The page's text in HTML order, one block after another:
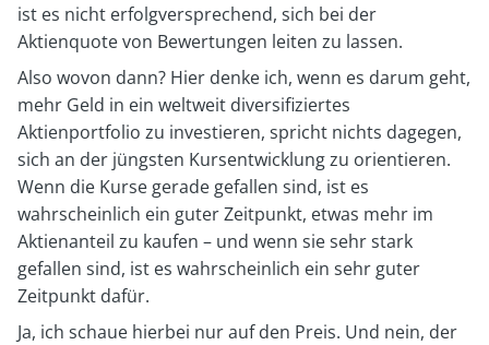
ist es nicht erfolgversprechend, sich bei der
Aktienquote von Bewertungen leiten zu lassen.
Also wovon dann? Hier denke ich, wenn es darum geht,
mehr Geld in ein weltweit diversifiziertes
Aktienportfolio zu investieren, spricht nichts dagegen,
sich an der jüngsten Kursentwicklung zu orientieren.
Wenn die Kurse gerade gefallen sind, ist es
wahrscheinlich ein guter Zeitpunkt, etwas mehr im
Aktienanteil zu kaufen – und wenn sie sehr stark
gefallen sind, ist es wahrscheinlich ein sehr guter
Zeitpunkt dafür.
Ja, ich schaue hierbei nur auf den Preis. Und nein, der